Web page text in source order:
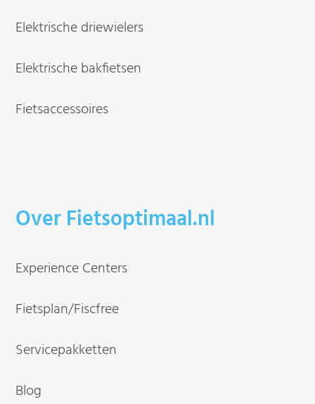
Elektrische driewielers
Elektrische bakfietsen
Fietsaccessoires
Over Fietsoptimaal.nl
Experience Centers
Fietsplan/Fiscfree
Servicepakketten
Blog